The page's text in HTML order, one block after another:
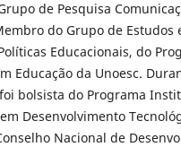
de Pesquisa
do Grupo de Estudos
Educacionais, do
Educação da Unoesc.
bolsista do Programa
Desenvolvimento
Nacional de